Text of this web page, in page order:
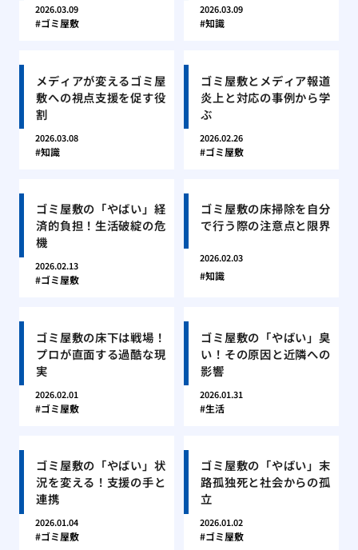
2026.03.09
ゴミ屋敷
2026.03.09
知識
メディアが変えるゴミ屋
敷への視点支援を促す役
割
2026.03.08
知識
ゴミ屋敷とメディア報道
炎上と対応の事例から学
ぶ
2026.02.26
ゴミ屋敷
ゴミ屋敷の「やばい」経
済的負担！生活破綻の危
機
2026.02.13
ゴミ屋敷
ゴミ屋敷の床掃除を自分
で行う際の注意点と限界
2026.02.03
知識
ゴミ屋敷の床下は戦場！
プロが直面する過酷な現
実
2026.02.01
ゴミ屋敷
ゴミ屋敷の「やばい」臭
い！その原因と近隣への
影響
2026.01.31
生活
ゴミ屋敷の「やばい」状
況を変える！支援の手と
連携
2026.01.04
ゴミ屋敷
ゴミ屋敷の「やばい」末
路孤独死と社会からの孤
立
2026.01.02
ゴミ屋敷